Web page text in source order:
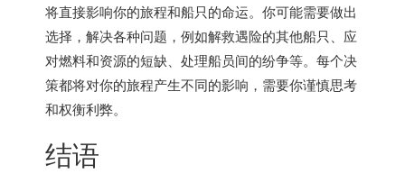
将直接影响你的旅程和船只的命运。你可能需要做出
选择，解决各种问题，例如解救遇险的其他船只、应
对燃料和资源的短缺、处理船员间的纷争等。每个决
策都将对你的旅程产生不同的影响，需要你谨慎思考
和权衡利弊。
结语